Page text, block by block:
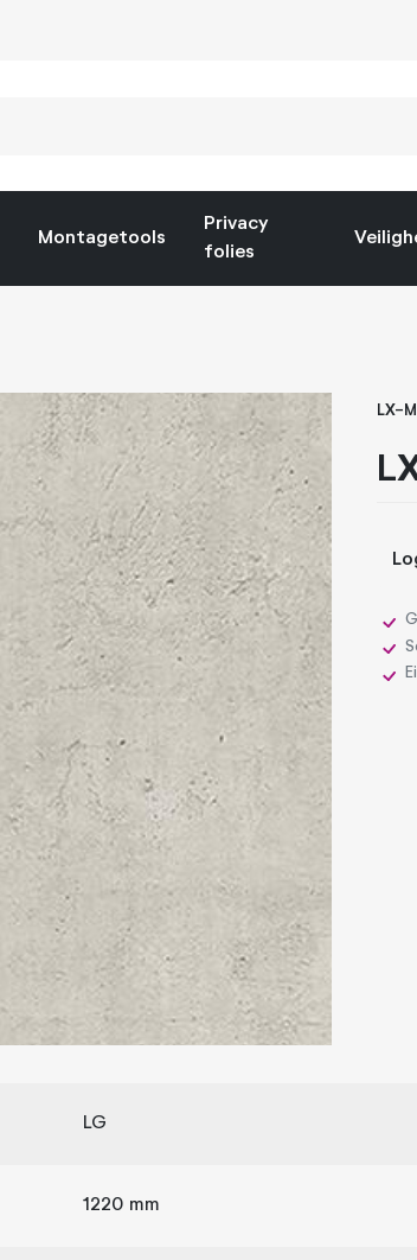
Montagetools
Privacy
folies
LX-
LG
1220 mm